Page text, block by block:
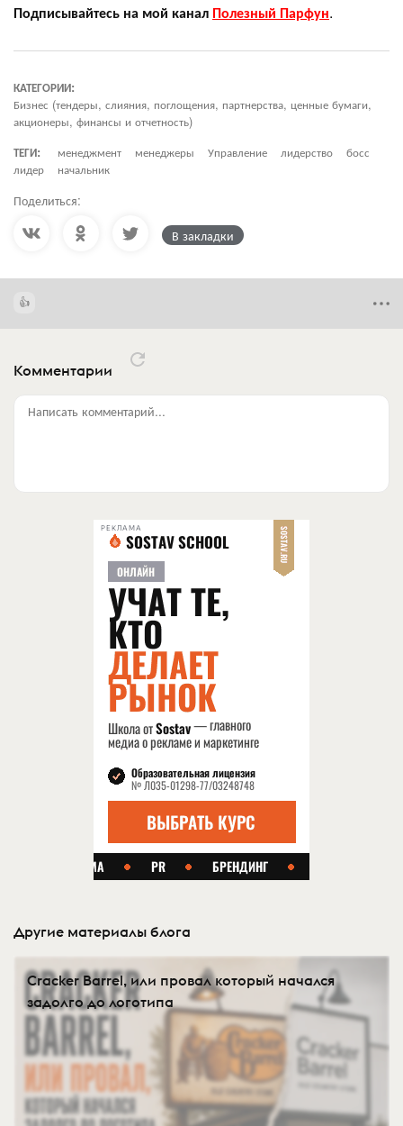
Подписывайтесь на мой канал Полезный Парфун.
КАТЕГОРИИ:
Бизнес (тендеры, слияния, поглощения, партнерства, ценные бумаги,
акционеры, финансы и отчетность)
ТЕГИ:
менеджмент менеджеры Управление лидерство
босс
лидер
начальник
Поделиться:
В закладки
Комментарии
Написать комментарий...
РЕКЛАМА
Другие материалы блога
Cracker Barrel, или провал который начался
задолго до логотипа